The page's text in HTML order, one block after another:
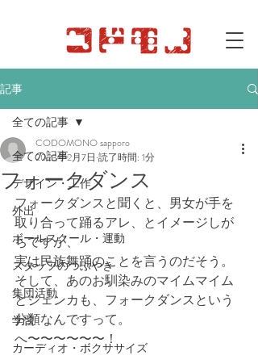
記事
全ての記事
デザイン・工作
外出
ボールスクール・運動
スタッフのつぶやき
集団活動
学習
カーディオ・ボクササイズ
全ての記事
フォークダンス
CODOMONO sapporo
2023年2月7日 読了時間: 1分
フォークダンスと聞くと、男女が手を
取り合って踊るアレ、とイメージしが
ちですが、
実は民族舞踊のことを言うのだそう。
そして、あのお馴染みのマイムマイム
とジェンカも、フォークダンスという
分類なんですって。
へ〜〜〜〜〜〜！